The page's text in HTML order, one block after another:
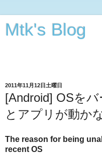
Mtk's Blog
2011年11月12日土曜日
[Android] OSを
とアプリが動か
The reason for being
recent OS